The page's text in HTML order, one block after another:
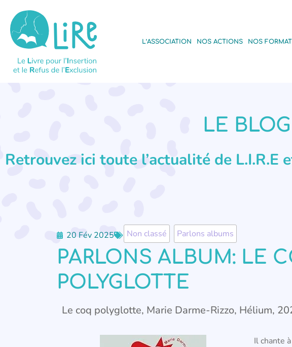
L’ASSOCIATION NOS ACTIONS NOS
LE
Retrouvez ici toute l’actualité de L.I.R.E
20 Fév 2025 Non classé Parlons albums
PARLONS ALBUM: LE
POLYGLOTTE
Le coq polyglotte, Marie Darme-Rizzo, Hélium,
Il chante